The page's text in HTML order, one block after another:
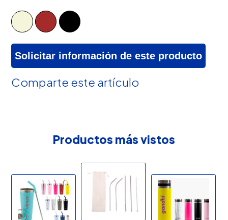
Solicitar información de este producto
Comparte este artículo
Productos más vistos